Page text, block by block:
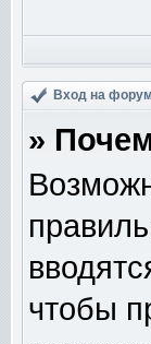
Вход на
»
чтобы